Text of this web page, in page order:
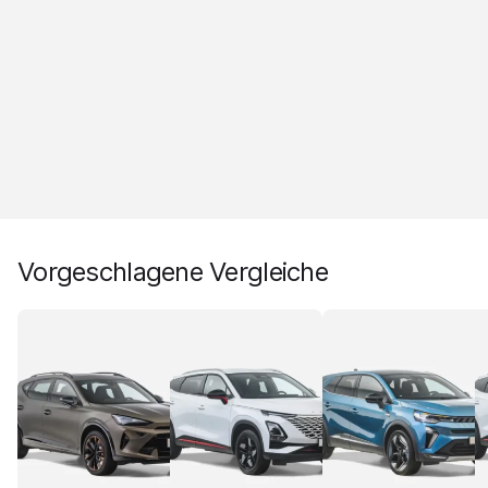
Vorgeschlagene Vergleiche